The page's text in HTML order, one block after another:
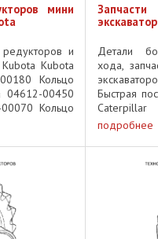
мини
и
Kubota
Кольцо
04612-00450
Кольцо
Детали
хода,
Быстрая
Caterpillar
подробнее